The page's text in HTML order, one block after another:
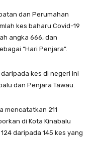
dan Perumahan
kes baharu Covid-19
angka 666, dan
“Hari Penjara”.
kes di negeri ini
dan Penjara Tawau.
mencatatkan 211
di Kota Kinabalu
daripada 145 kes yang